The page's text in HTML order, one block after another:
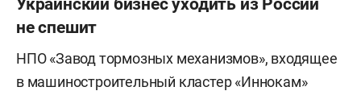
не спешит
НПО «Завод тормозных механизмов», входящее
в машиностроительный кластер «Иннокам»